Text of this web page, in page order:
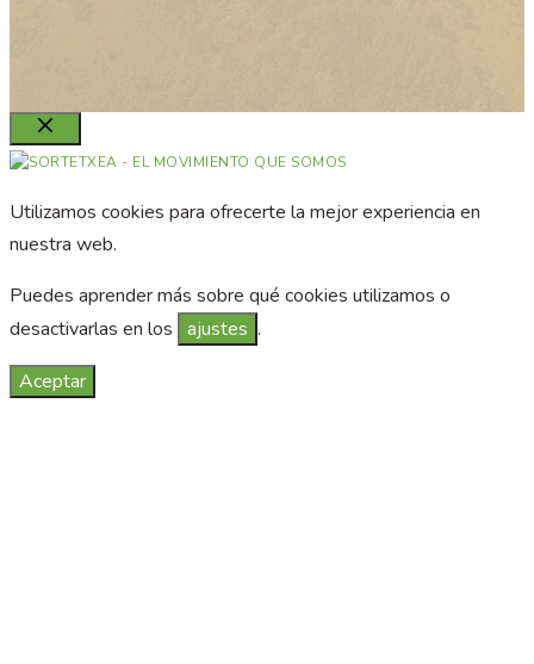
Cerrar
Utilizamos cookies para ofrecerte la mejor experiencia en
nuestra web.
Puedes aprender más sobre qué cookies utilizamos o
desactivarlas en los ajustes .
Aceptar